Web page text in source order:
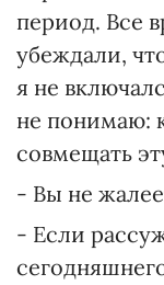
период. Все
убеждали,
я не
не понимаю:
совмещать
- Вы не
- Если